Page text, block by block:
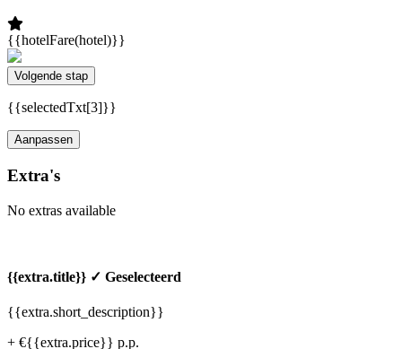
{{hotelFare(hotel)}}
Volgende stap
{{selectedTxt[3]}}
Aanpassen
Extra's
No extras available
{{extra.title}} ✓ Geselecteerd
{{extra.short_description}}
+ €{{extra.price}} p.p.